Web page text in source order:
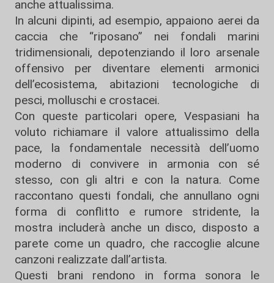
anche attualissima.
In alcuni dipinti, ad esempio, appaiono aerei da
caccia che “riposano” nei fondali marini
tridimensionali, depotenziando il loro arsenale
offensivo per diventare elementi armonici
dell’ecosistema, abitazioni tecnologiche di
pesci, molluschi e crostacei.
Con queste particolari opere, Vespasiani ha
voluto richiamare il valore attualissimo della
pace, la fondamentale necessità dell’uomo
moderno di convivere in armonia con sé
stesso, con gli altri e con la natura. Come
raccontano questi fondali, che annullano ogni
forma di conflitto e rumore stridente, la
mostra includerà anche un disco, disposto a
parete come un quadro, che raccoglie alcune
canzoni realizzate dall’artista.
Questi brani rendono in forma sonora le